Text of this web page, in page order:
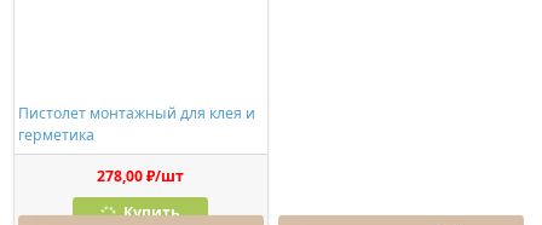
Пистолет монтажный для клея и
герметика
278,00 ₽/шт
Купить